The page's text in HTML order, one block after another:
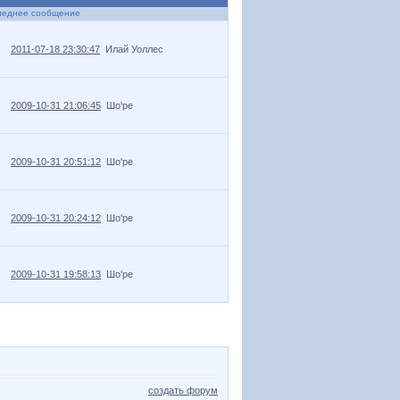
сообщение
2011-07-18 23:30:47 Илай Уоллес
2009-10-31 21:06:45 Шо'ре
2009-10-31 20:51:12 Шо'ре
2009-10-31 20:24:12 Шо'ре
2009-10-31 19:58:13 Шо'ре
создать форум